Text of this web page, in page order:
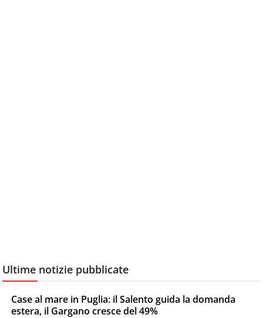
Ultime notizie pubblicate
Case al mare in Puglia: il Salento guida la domanda
estera, il Gargano cresce del 49%